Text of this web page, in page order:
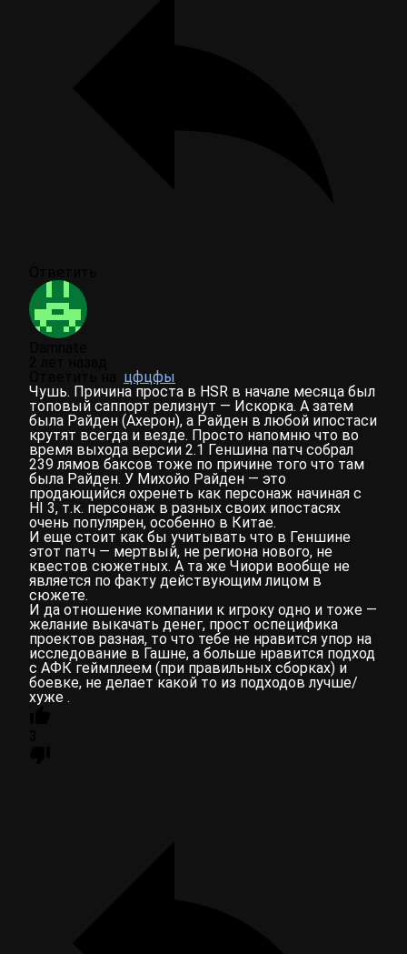
цфцфы
Чушь. Причина проста в HSR в начале месяца был
топовый саппорт релизнут — Искорка. А затем
была Райден (Ахерон), а Райден в любой ипостаси
крутят всегда и везде. Просто напомню что во
время выхода версии 2.1 Геншина патч собрал
239 лямов баксов тоже по причине того что там
была Райден. У Михойо Райден — это
продающийся охренеть как персонаж начиная с
HI 3, т.к. персонаж в разных своих ипостасях
очень популярен, особенно в Китае.
И еще стоит как бы учитывать что в Геншине
этот патч — мертвый, не региона нового, не
квестов сюжетных. А та же Чиори вообще не
является по факту действующим лицом в
сюжете.
И да отношение компании к игроку одно и тоже —
желание выкачать денег, прост оспецифика
проектов разная, то что тебе не нравится упор на
исследование в Гашне, а больше нравится подход
с АФК геймплеем (при правильных сборках) и
боевке, не делает какой то из подходов лучше/
хуже .